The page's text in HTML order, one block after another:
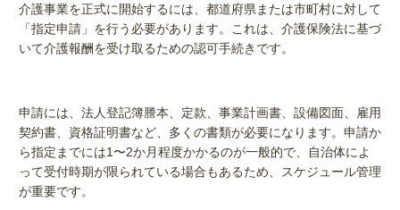
介護事業を正式に開始するには、都道府県または市町村に対して
「指定申請」を行う必要があります。これは、介護保険法に基づ
いて介護報酬を受け取るための認可手続きです。
申請には、法人登記簿謄本、定款、事業計画書、設備図面、雇用
契約書、資格証明書など、多くの書類が必要になります。申請か
ら指定までには1〜2か月程度かかるのが一般的で、自治体によ
って受付時期が限られている場合もあるため、スケジュール管理
が重要です。